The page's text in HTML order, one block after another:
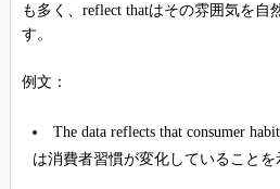
も多く、reflect thatはその雰囲気を自
す。
例文：
The data reflects that consumer
は消費者習慣が変化していることを